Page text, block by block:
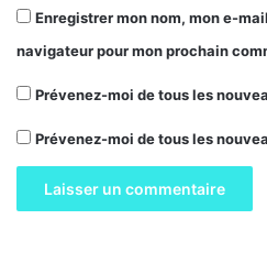
Enregistrer mon nom, mon e-
navigateur pour mon prochain
Prévenez-moi de tous les
Prévenez-moi de tous les